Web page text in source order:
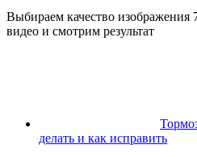
Выбираем качество изображения
видео и смотрим результат
делать и как исправить